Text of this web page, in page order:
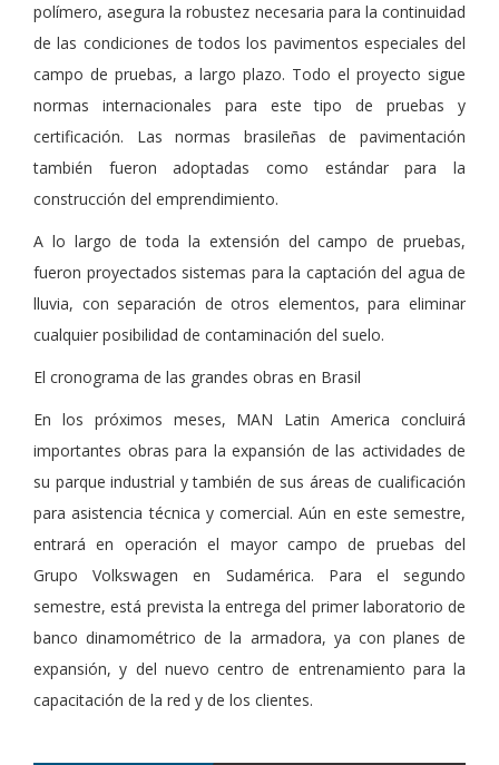
polímero, asegura la robustez necesaria para la continuidad
de las condiciones de todos los pavimentos especiales del
campo de pruebas, a largo plazo. Todo el proyecto sigue
normas internacionales para este tipo de pruebas y
certificación. Las normas brasileñas de pavimentación
también fueron adoptadas como estándar para la
construcción del emprendimiento.
A lo largo de toda la extensión del campo de pruebas,
fueron proyectados sistemas para la captación del agua de
lluvia, con separación de otros elementos, para eliminar
cualquier posibilidad de contaminación del suelo.
El cronograma de las grandes obras en Brasil
En los próximos meses, MAN Latin America concluirá
importantes obras para la expansión de las actividades de
su parque industrial y también de sus áreas de cualificación
para asistencia técnica y comercial. Aún en este semestre,
entrará en operación el mayor campo de pruebas del
Grupo Volkswagen en Sudamérica. Para el segundo
semestre, está prevista la entrega del primer laboratorio de
banco dinamométrico de la armadora, ya con planes de
expansión, y del nuevo centro de entrenamiento para la
capacitación de la red y de los clientes.